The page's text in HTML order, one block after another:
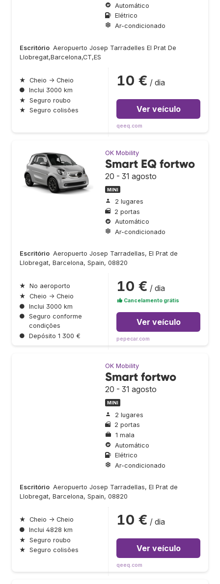
Automático
Elétrico
Ar-condicionado
Escritório Aeropuerto Josep Tarradelles El Prat De
Llobregat,Barcelona,CT,ES
★ Cheio → Cheio
● Inclui 3000 km
★ Seguro roubo
★ Seguro colisões
10 € / dia
Ver veículo
qeeq.com
OK Mobility
Smart EQ fortwo
20 - 31 agosto
MINI
2 lugares
2 portas
Automático
Ar-condicionado
Escritório Aeropuerto Josep Tarradellas, El Prat de
Llobregat, Barcelona, Spain, 08820
★ No aeroporto
★ Cheio → Cheio
● Inclui 3000 km
● Seguro conforme
condições
● Depósito 1 300 €
10 € / dia
Cancelamento grátis
Ver veículo
pepecar.com
OK Mobility
Smart fortwo
20 - 31 agosto
MINI
2 lugares
2 portas
1 mala
Automático
Elétrico
Ar-condicionado
Escritório Aeropuerto Josep Tarradellas, El Prat de
Llobregat, Barcelona, Spain, 08820
★ Cheio → Cheio
● Inclui 4828 km
★ Seguro roubo
★ Seguro colisões
10 € / dia
Ver veículo
qeeq.com